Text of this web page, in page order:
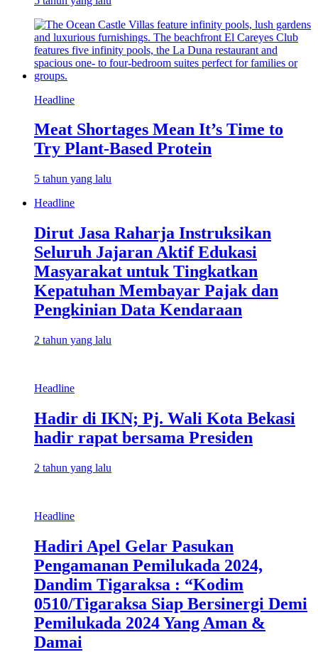
Headline
Meat Shortages Mean It’s Time to
Try Plant-Based Protein
5 tahun yang lalu
Headline
Dirut Jasa Raharja Instruksikan
Seluruh Jajaran Aktif Edukasi
Masyarakat untuk Tingkatkan
Kepatuhan Membayar Pajak dan
Pengkinian Data Kendaraan
2 tahun yang lalu
Headline
Hadir di IKN; Pj. Wali Kota Bekasi
hadir rapat bersama Presiden
2 tahun yang lalu
Headline
Hadiri Apel Gelar Pasukan
Pengamanan Pemilukada 2024,
Dandim Tigaraksa : “Kodim
0510/Tigaraksa Siap Bersinergi Demi
Pemilukada 2024 Yang Aman &
Damai